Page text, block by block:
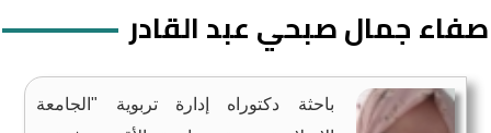
صفاء جمال صبحي عبد القادر
باحثة دكتوراه إدارة تربوية "الجامعة